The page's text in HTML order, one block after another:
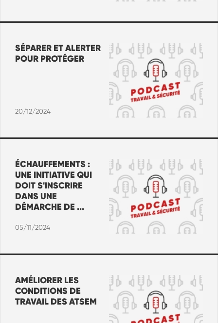
SÉPARER ET ALERTER
POUR PROTÉGER
20/12/2024
ÉCHAUFFEMENTS :
UNE INITIATIVE QUI
DOIT S'INSCRIRE
DANS UNE
DÉMARCHE DE ...
05/11/2024
AMÉLIORER LES
CONDITIONS DE
TRAVAIL DES ATSEM